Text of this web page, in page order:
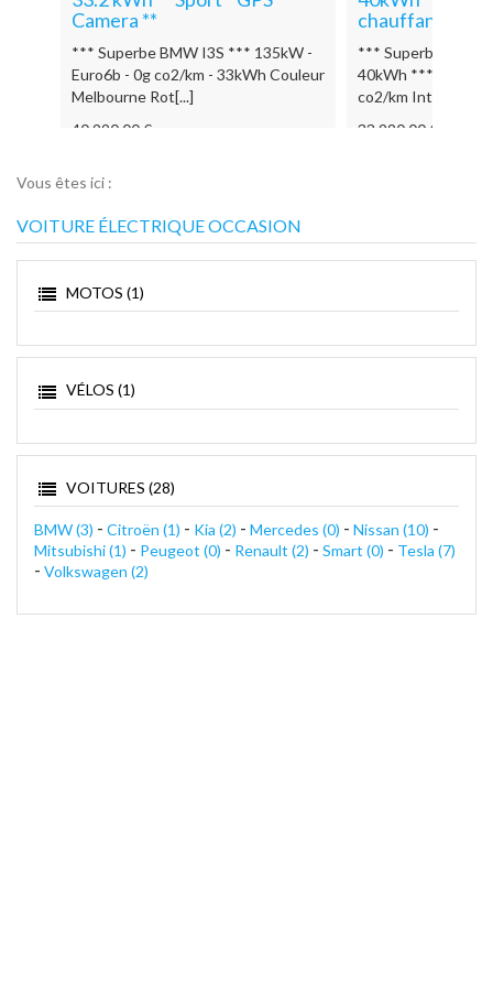
chauffants*
*** Superbe Nissan Leaf Acenta
40kWh *** 110kW – Euro6b – 0g
co2/km Intérieur en cu[...]
33 990.00 €
18.7 kWh **
*** Superbe
100% Electrique
co2/km Boite
19 990.00 €
Vous êtes ici :
VOITURE ÉLECTRIQUE OCCASION
MOTOS (1)
VÉLOS (1)
VOITURES (28)
BMW (3) - Citroën (1) - Kia (2) - Mercedes (0) - Nissan (10) -
Mitsubishi (1) - Peugeot (0) - Renault (2) - Smart (0) - Tesla (7)
- Volkswagen (2)